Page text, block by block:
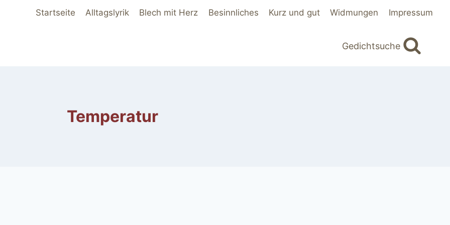
Startseite Alltagslyrik Blech mit Herz Besinnliches Kurz und gut Widmungen Impressum
Gedichtsuche
Temperatur